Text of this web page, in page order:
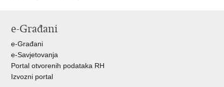
FacebookuTwitteru
e-Građani
e-Građani
e-Savjetovanja
Portal otvorenih podataka RH
Izvozni portal